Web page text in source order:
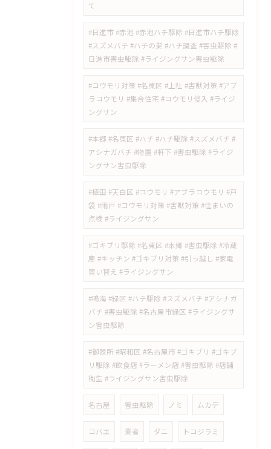
て
#日進市 #赤池 #赤池ハチ駆除 #日進市ハチ駆除
#スズメバチ #ハチの巣 #ハチ調査 #害虫駆除 #
日進市害虫駆除 #ライジングサン害虫駆除
#コウモリ対策 #名東区 #上社 #害獣対策 #アブ
ラコウモリ #集合住宅 #コウモリ侵入 #ライジ
ングサン
#本郷 #名東区 #ハチ #ハチ駆除 #スズメバチ #
アシナガバチ #物置 #軒下 #害虫駆除 #ライジ
ングサン害虫駆除
#植田 #天白区 #コウモリ #アブラコウモリ #戸
袋 #雨戸 #コウモリ対策 #害獣対策 #住まいの
点検 #ライジングサン
#ゴキブリ駆除 #名東区 #本郷 #害虫駆除 #冷蔵
庫 #キッチン #ゴキブリ対策 #引っ越し #家電
買い替え #ライジングサン
#鳴海 #緑区 #ハチ駆除 #スズメバチ #アシナガ
バチ #害虫駆除 #名古屋市緑区 #ライジングサ
ン害虫駆除
#御器所 #昭和区 #名古屋市 #ゴキブリ #ゴキブ
リ駆除 #飲食店 #ラーメン店 #害虫駆除 #店舗
衛生 #ライジングサン害虫駆除
名古屋 害虫駆除 ノミ ムカデ
コバエ 業者 ダニ トコジラミ